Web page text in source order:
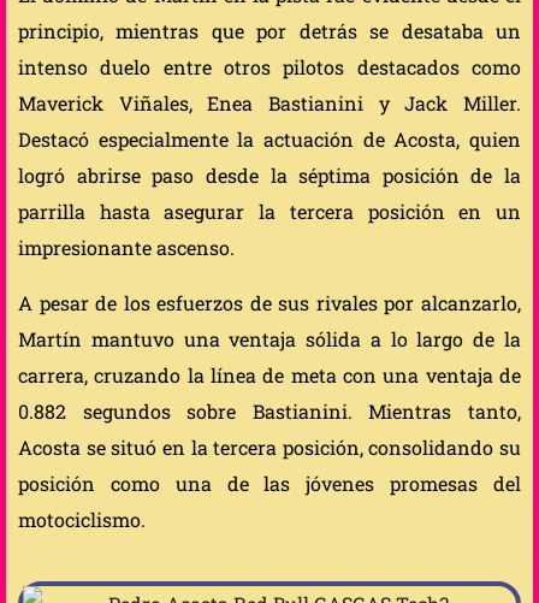
principio, mientras que por detrás se desataba un
intenso duelo entre otros pilotos destacados como
Maverick Viñales, Enea Bastianini y Jack Miller.
Destacó especialmente la actuación de Acosta, quien
logró abrirse paso desde la séptima posición de la
parrilla hasta asegurar la tercera posición en un
impresionante ascenso.
A pesar de los esfuerzos de sus rivales por alcanzarlo,
Martín mantuvo una ventaja sólida a lo largo de la
carrera, cruzando la línea de meta con una ventaja de
0.882 segundos sobre Bastianini. Mientras tanto,
Acosta se situó en la tercera posición, consolidando su
posición como una de las jóvenes promesas del
motociclismo.